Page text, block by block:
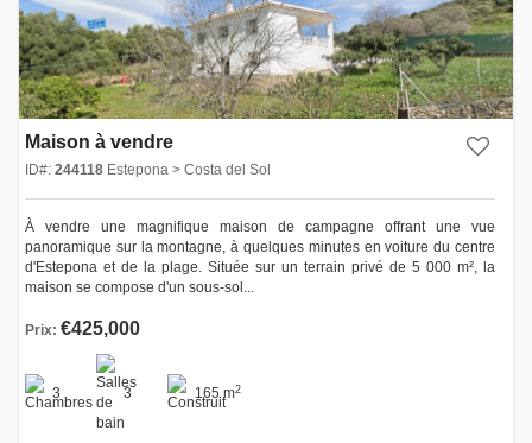
Maison à vendre
ID#: 244118 Estepona > Costa del Sol
À vendre une magnifique maison de campagne offrant une vue
panoramique sur la montagne, à quelques minutes en voiture du centre
d'Estepona et de la plage. Située sur un terrain privé de 5 000 m², la
maison se compose d'un sous-sol...
Prix: €425,000
3 3 165 m2